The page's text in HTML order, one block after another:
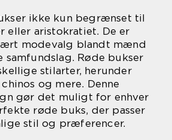
ikke kun begrænset til
eller aristokratiet. De er
modevalg blandt mænd
samfundslag. Røde bukser
stilarter, herunder
og mere. Denne
gør det muligt for enhver
røde buks, der passer
stil og præferencer.